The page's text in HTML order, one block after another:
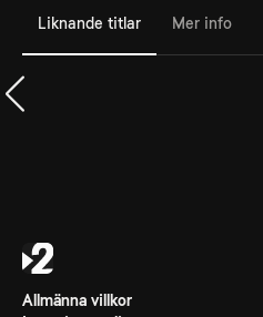
Liknande titlar Mer info
Allmänna villkor